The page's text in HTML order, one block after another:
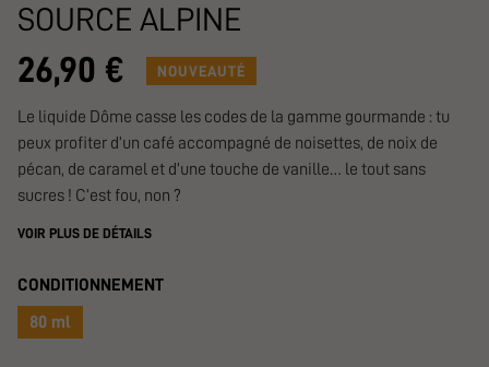
SOURCE ALPINE
26,90 € NOUVEAUTÉ
Le liquide Dôme casse les codes de la gamme gourmande : tu
peux profiter d’un café accompagné de noisettes, de noix de
pécan, de caramel et d’une touche de vanille… le tout sans
sucres ! C’est fou, non ?
VOIR PLUS DE DÉTAILS
CONDITIONNEMENT
80 ml